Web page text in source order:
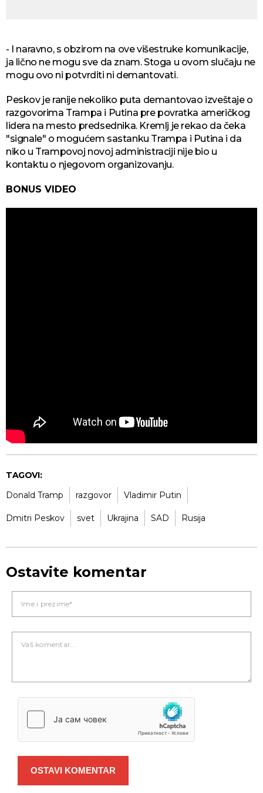
- I naravno, s obzirom na ove višestruke komunikacije,
ja lično ne mogu sve da znam. Stoga u ovom slučaju ne
mogu ovo ni potvrditi ni demantovati.
Peskov je ranije nekoliko puta demantovao izveštaje o
razgovorima Trampa i Putina pre povratka američkog
lidera na mesto predsednika. Kremlj je rekao da čeka
"signale" o mogućem sastanku Trampa i Putina i da
niko u Trampovoj novoj administraciji nije bio u
kontaktu o njegovom organizovanju.
BONUS VIDEO
TAGOVI:
Donald Tramp
razgovor Vladimir Putin
Dmitri Peskov svet Ukrajina SAD Rusija
Ostavite komentar
OSTAVI KOMENTAR